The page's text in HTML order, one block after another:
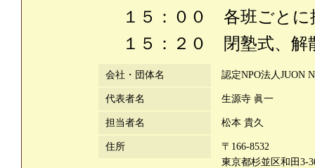
１５：００ 各班ごとに
１５：２０ 閉塾式、解
会社・団体名 認定NPO法人JUON
代表者名 生源寺 眞一
担当者名 松本 貴久
住所
〒166-8532
東京都杉並区和田3-